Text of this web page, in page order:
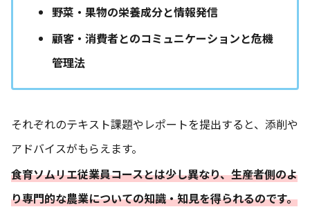
野菜・果物の栄養成分と情報発信
顧客・消費者とのコミュニケーションと危機
管理法
それぞれのテキスト課題やレポートを提出すると、添削や
アドバイスがもらえます。
食育ソムリエ従業員コースとは少し異なり、生産者側のよ
り専門的な農業についての知識・知見を得られるのです。